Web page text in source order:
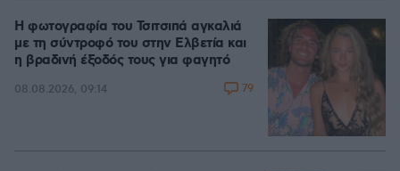
Η φωτογραφία του Τσιτσιπά αγκαλιά
με τη σύντροφό του στην Ελβετία και
η βραδινή έξοδός τους για φαγητό
08.08.2026, 09:14 79